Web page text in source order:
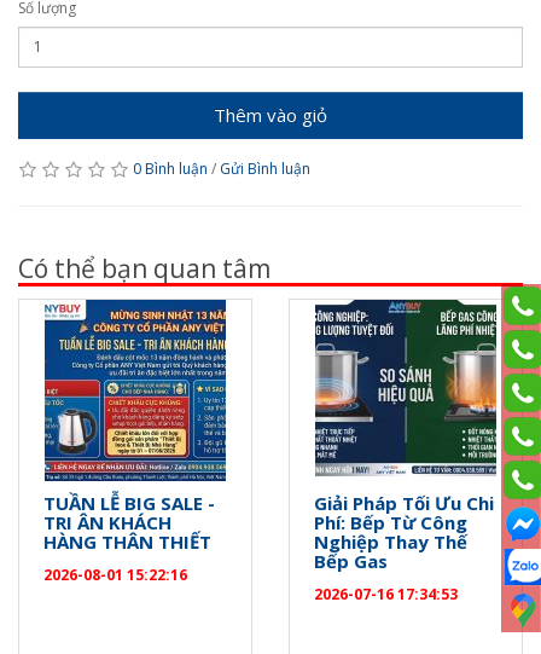
Số lượng
Thêm vào giỏ
0 Bình luận / Gửi Bình luận
Có thể bạn quan tâm
TUẦN LỄ BIG SALE -
TRI ÂN KHÁCH
HÀNG THÂN THIẾT
2026-08-01 15:22:16
Giải Pháp Tối Ưu Chi
Phí: Bếp Từ Công
Nghiệp Thay Thế
Bếp Gas
2026-07-16 17:34:53